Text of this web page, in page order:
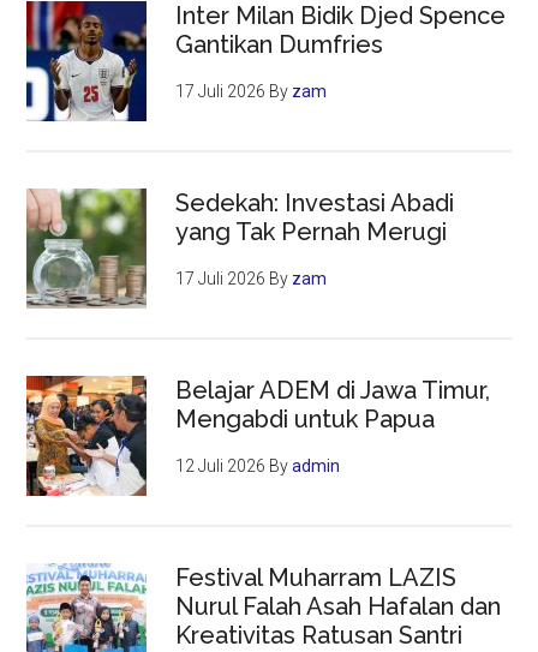
Inter Milan Bidik Djed Spence
Gantikan Dumfries
17 Juli 2026 By zam
Sedekah: Investasi Abadi
yang Tak Pernah Merugi
17 Juli 2026 By zam
Belajar ADEM di Jawa Timur,
Mengabdi untuk Papua
12 Juli 2026 Byadmin
Festival Muharram LAZIS
Nurul Falah Asah Hafalan dan
Kreativitas Ratusan Santri